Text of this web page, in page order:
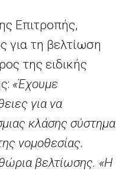
Επιτροπής,
για τη βελτίωση
της ειδικής
«Έχουμε
για να
κλάσης σύστημα
νομοθεσίας.
βελτίωσης. «Η